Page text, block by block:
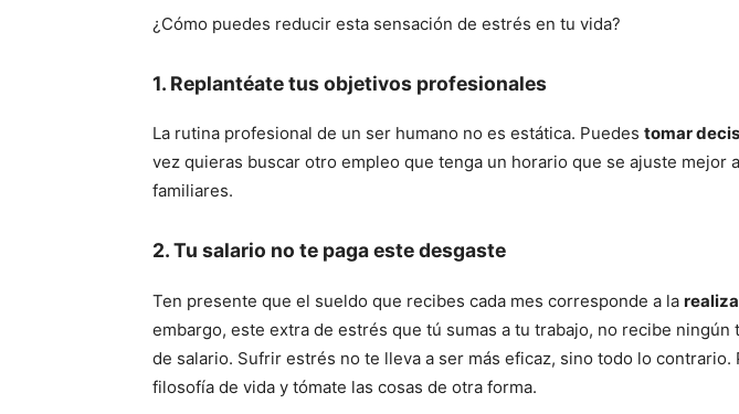
¿Cómo puedes reducir esta sensación de estrés en tu vida?
1. Replantéate tus objetivos profesionales
La rutina profesional de un ser humano no es estática. Puedes tomar
vez quieras buscar otro empleo que tenga un horario que se ajuste mejor
familiares.
2. Tu salario no te paga este desgaste
Ten presente que el sueldo que recibes cada mes corresponde a la
embargo, este extra de estrés que tú sumas a tu trabajo, no recibe ningún
de salario. Sufrir estrés no te lleva a ser más eficaz, sino todo lo contrario.
filosofía de vida y tómate las cosas de otra forma.